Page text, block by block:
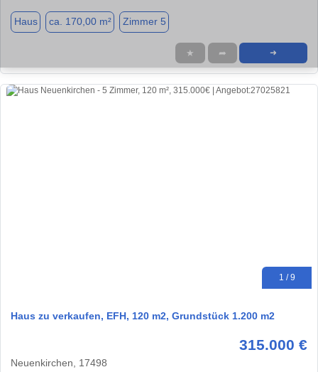
Haus ca. 170,00 m² Zimmer 5
★ ➦ ➜
1 / 9
Haus zu verkaufen, EFH, 120 m2, Grundstück 1.200 m2
315.000 €
Neuenkirchen, 17498